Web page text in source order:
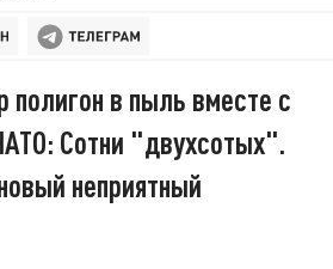
в пыль вместе с
Сотни "двухсотых".
неприятный